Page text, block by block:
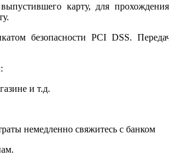
карту, для
безопасности PCI DSS.
и т.д.
немедленно свяжитесь с банком